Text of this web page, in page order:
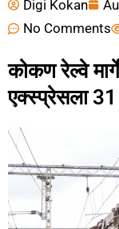
Digi Kokan
No Comments
कोकण रेल्वे
एक्स्प्रेसला 31